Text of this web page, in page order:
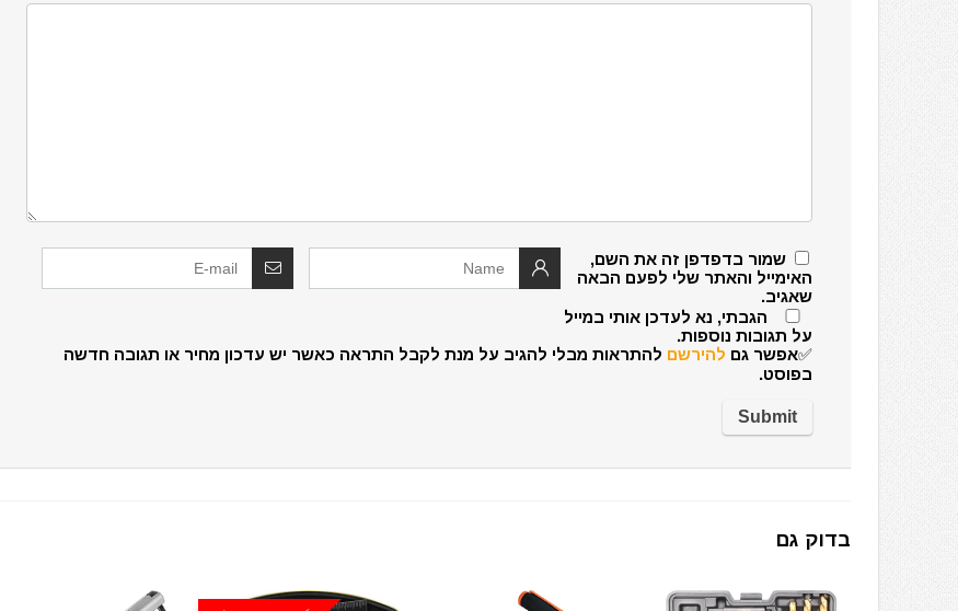
שמור בדפדפן זה את השם,
האימייל והאתר שלי לפעם הבאה
שאגיב.
הגבתי, נא לעדכן אותי במייל
על תגובות נוספות.
✅אפשר גם להירשם להתראות מבלי להגיב על מנת לקבל התראה כאשר יש עדכון מחיר או תגובה חדשה
בפוסט.
בדוק גם